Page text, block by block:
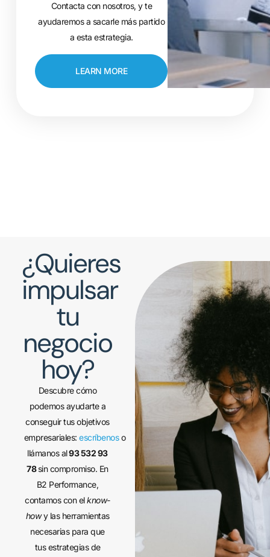
Contacta con nosotros, y te
ayudaremos a sacarle más partido
a esta estrategia.
LEARN MORE
¿Quieres
impulsar
tu
negocio
hoy?
Descubre cómo
podemos ayudarte a
conseguir tus objetivos
empresariales:escríbenoso
llámanos al93 532 93
78sin compromiso. En
B2 Performance,
contamos con elknow-
howy las herramientas
necesarias para que
tus estrategias de